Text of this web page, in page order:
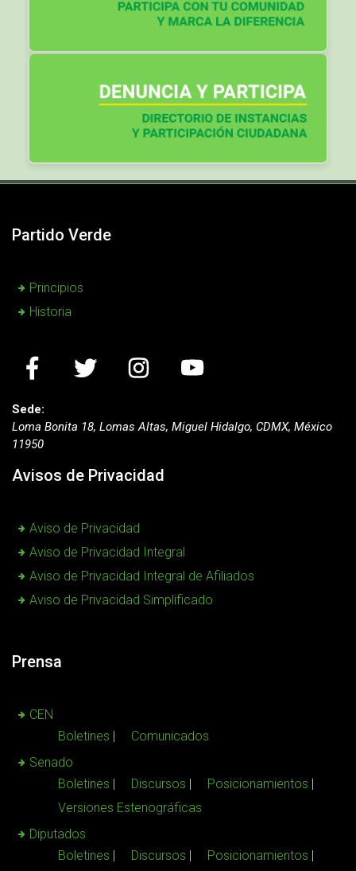
Partido Verde
Principios
Historia
Sede:
Loma Bonita 18, Lomas Altas, Miguel Hidalgo, CDMX, México
11950
Avisos de Privacidad
Aviso de Privacidad
Aviso de Privacidad Integral
Aviso de Privacidad Integral de Afiliados
Aviso de Privacidad Simplificado
Prensa
CEN
Boletines
Comunicados
Senado
Boletines
Discursos
Posicionamientos
Versiones Estenográficas
Diputados
Boletines
Discursos
Posicionamientos